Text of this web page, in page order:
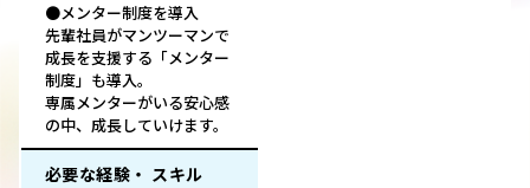
●メンター制度を導入
先輩社員がマンツーマンで
成長を支援する「メンター
制度」も導入。
専属メンターがいる安心感
の中、成長していけます。
必要な経験・ スキル